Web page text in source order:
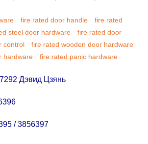
fire rated door handle
fire rated
steel door hardware
fire rated door
control
fire rated wooden door hardware
hardware
fire rated panic hardware
Дэвид Цзянь
/ 3856397